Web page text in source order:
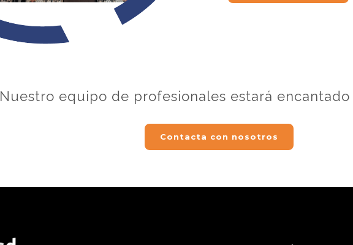
Nuestro equipo de profesionales estará
Contacta con nosotros